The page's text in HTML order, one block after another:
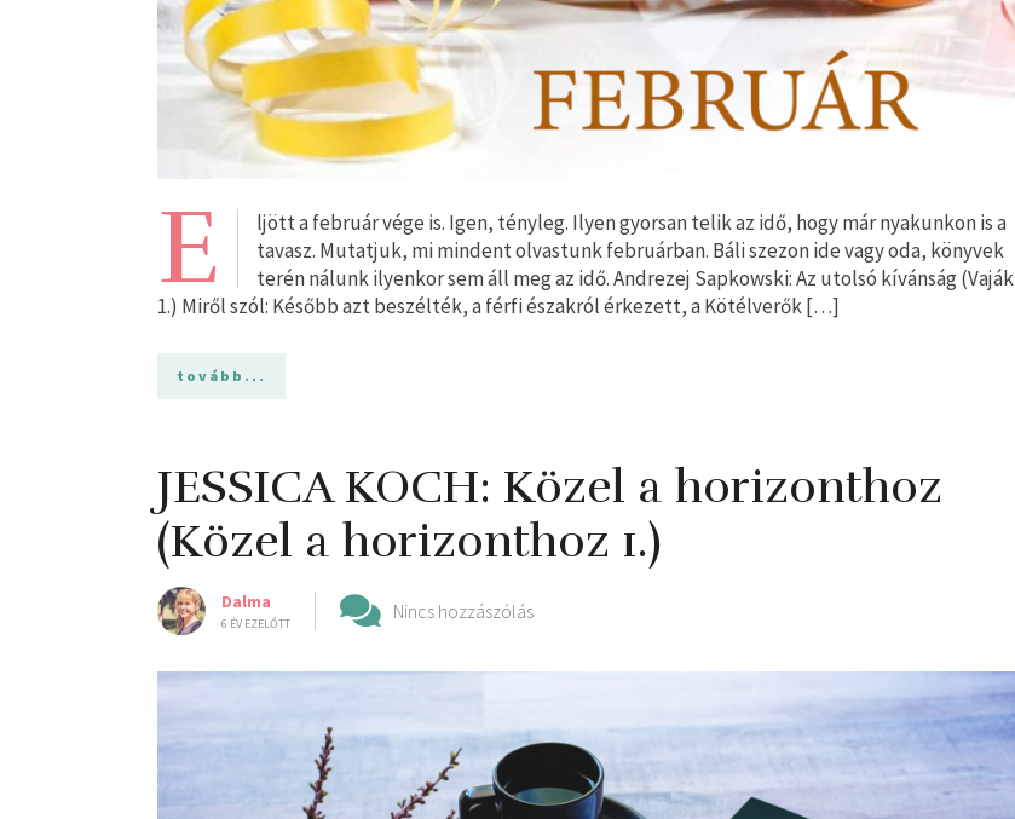
E
ljött a február vége is. Igen, tényleg. Ilyen gyorsan telik az idő, hogy már nyakunkon is a
tavasz. Mutatjuk, mi mindent olvastunk februárban. Báli szezon ide vagy oda, könyvek
terén nálunk ilyenkor sem áll meg az idő. Andrezej Sapkowski: Az utolsó kívánság (Vaják
1.) Miről szól: Később azt beszélték, a férfi északról érkezett, a Kötélverők […]
tovább...
JESSICA KOCH: Közel ​a horizonthoz
(Közel a horizonthoz 1.)
Dalma
6 ÉV EZELŐTT
Nincs hozzászólás